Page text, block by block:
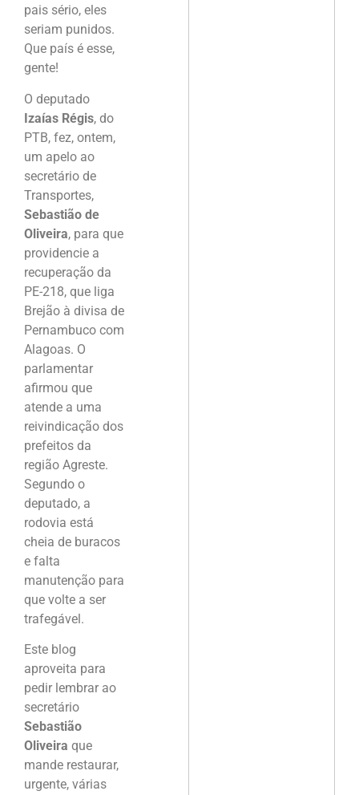
pais sério, eles
seriam punidos.
Que país é esse,
gente!
O deputado
Izaías Régis, do
PTB, fez, ontem,
um apelo ao
secretário de
Transportes,
Sebastião de
Oliveira, para que
providencie a
recuperação da
PE-218, que liga
Brejão à divisa de
Pernambuco com
Alagoas. O
parlamentar
afirmou que
atende a uma
reivindicação dos
prefeitos da
região Agreste.
Segundo o
deputado, a
rodovia está
cheia de buracos
e falta
manutenção para
que volte a ser
trafegável.
Este blog
aproveita para
pedir lembrar ao
secretário
Sebastião
Oliveira que
mande restaurar,
urgente, várias